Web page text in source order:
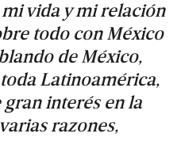
vida y mi relación
todo con México
de México,
Latinoamérica,
interés en la
razones,